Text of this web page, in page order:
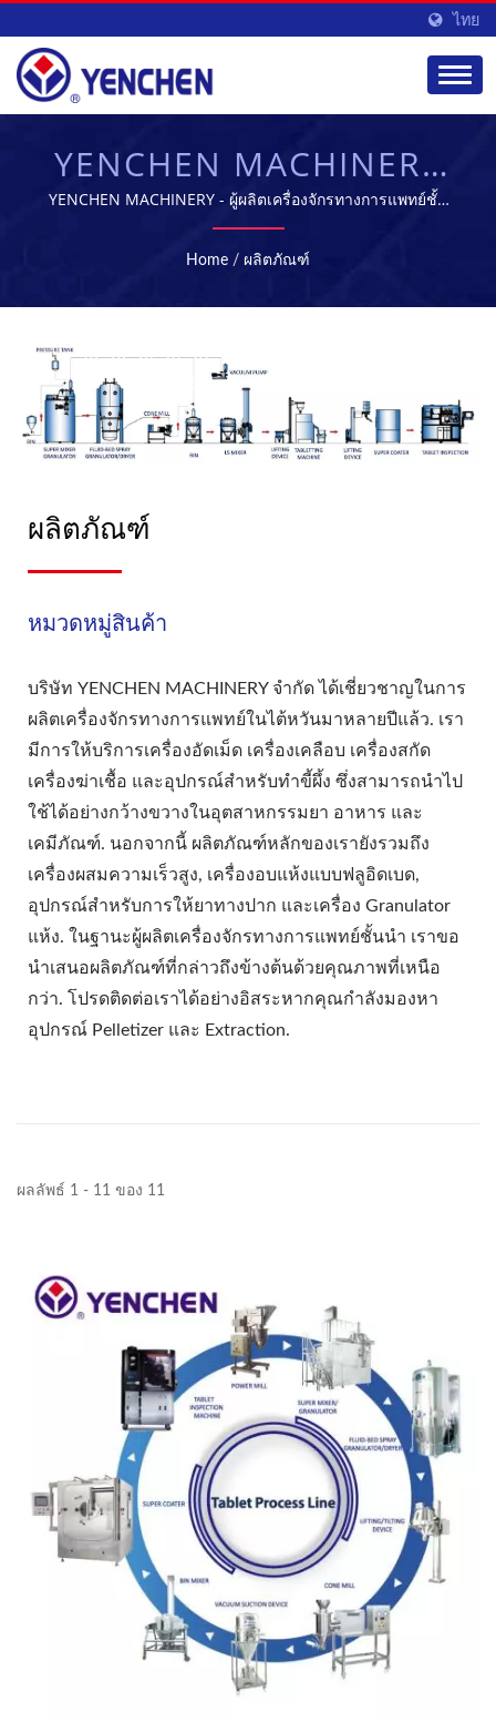
ไทย
YENCHEN MACHINERY
CO., LTD.
YENCHEN MACHINERY - ผู้ผลิตเครื่องจักรทางการแพทย์ชั้น
นำในไต้หวัน
Home / ผลิตภัณฑ์
ผลิตภัณฑ์
หมวดหมู่สินค้า
บริษัท YENCHEN MACHINERY จำกัด ได้เชี่ยวชาญในการ
ผลิตเครื่องจักรทางการแพทย์ในไต้หวันมาหลายปีแล้ว. เรา
มีการให้บริการเครื่องอัดเม็ด เครื่องเคลือบ เครื่องสกัด
เครื่องฆ่าเชื้อ และอุปกรณ์สำหรับทำขี้ผึ้ง ซึ่งสามารถนำไป
ใช้ได้อย่างกว้างขวางในอุตสาหกรรมยา อาหาร และ
เคมีภัณฑ์. นอกจากนี้ ผลิตภัณฑ์หลักของเรายังรวมถึง
เครื่องผสมความเร็วสูง, เครื่องอบแห้งแบบฟลูอิดเบด,
อุปกรณ์สำหรับการให้ยาทางปาก และเครื่อง Granulator
แห้ง. ในฐานะผู้ผลิตเครื่องจักรทางการแพทย์ชั้นนำ เราขอ
นำเสนอผลิตภัณฑ์ที่กล่าวถึงข้างต้นด้วยคุณภาพที่เหนือ
กว่า. โปรดติดต่อเราได้อย่างอิสระหากคุณกำลังมองหา
อุปกรณ์ Pelletizer และ Extraction.
ผลลัพธ์ 1 - 11 ของ 11